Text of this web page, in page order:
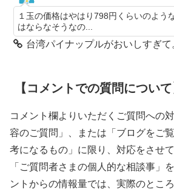
１玉の価格はやはり798円くらいのよう
はならなそうなの...
台湾パイナップルがおいしすぎて
【コメントでの質問について
コメント欄よりいただくご質問への
容のご質問」、または「ブログをご
考になるもの」に限り、対応をさせ
「ご質問者さまの個人的な相談事」
ントからの情報量では、実際のとこ